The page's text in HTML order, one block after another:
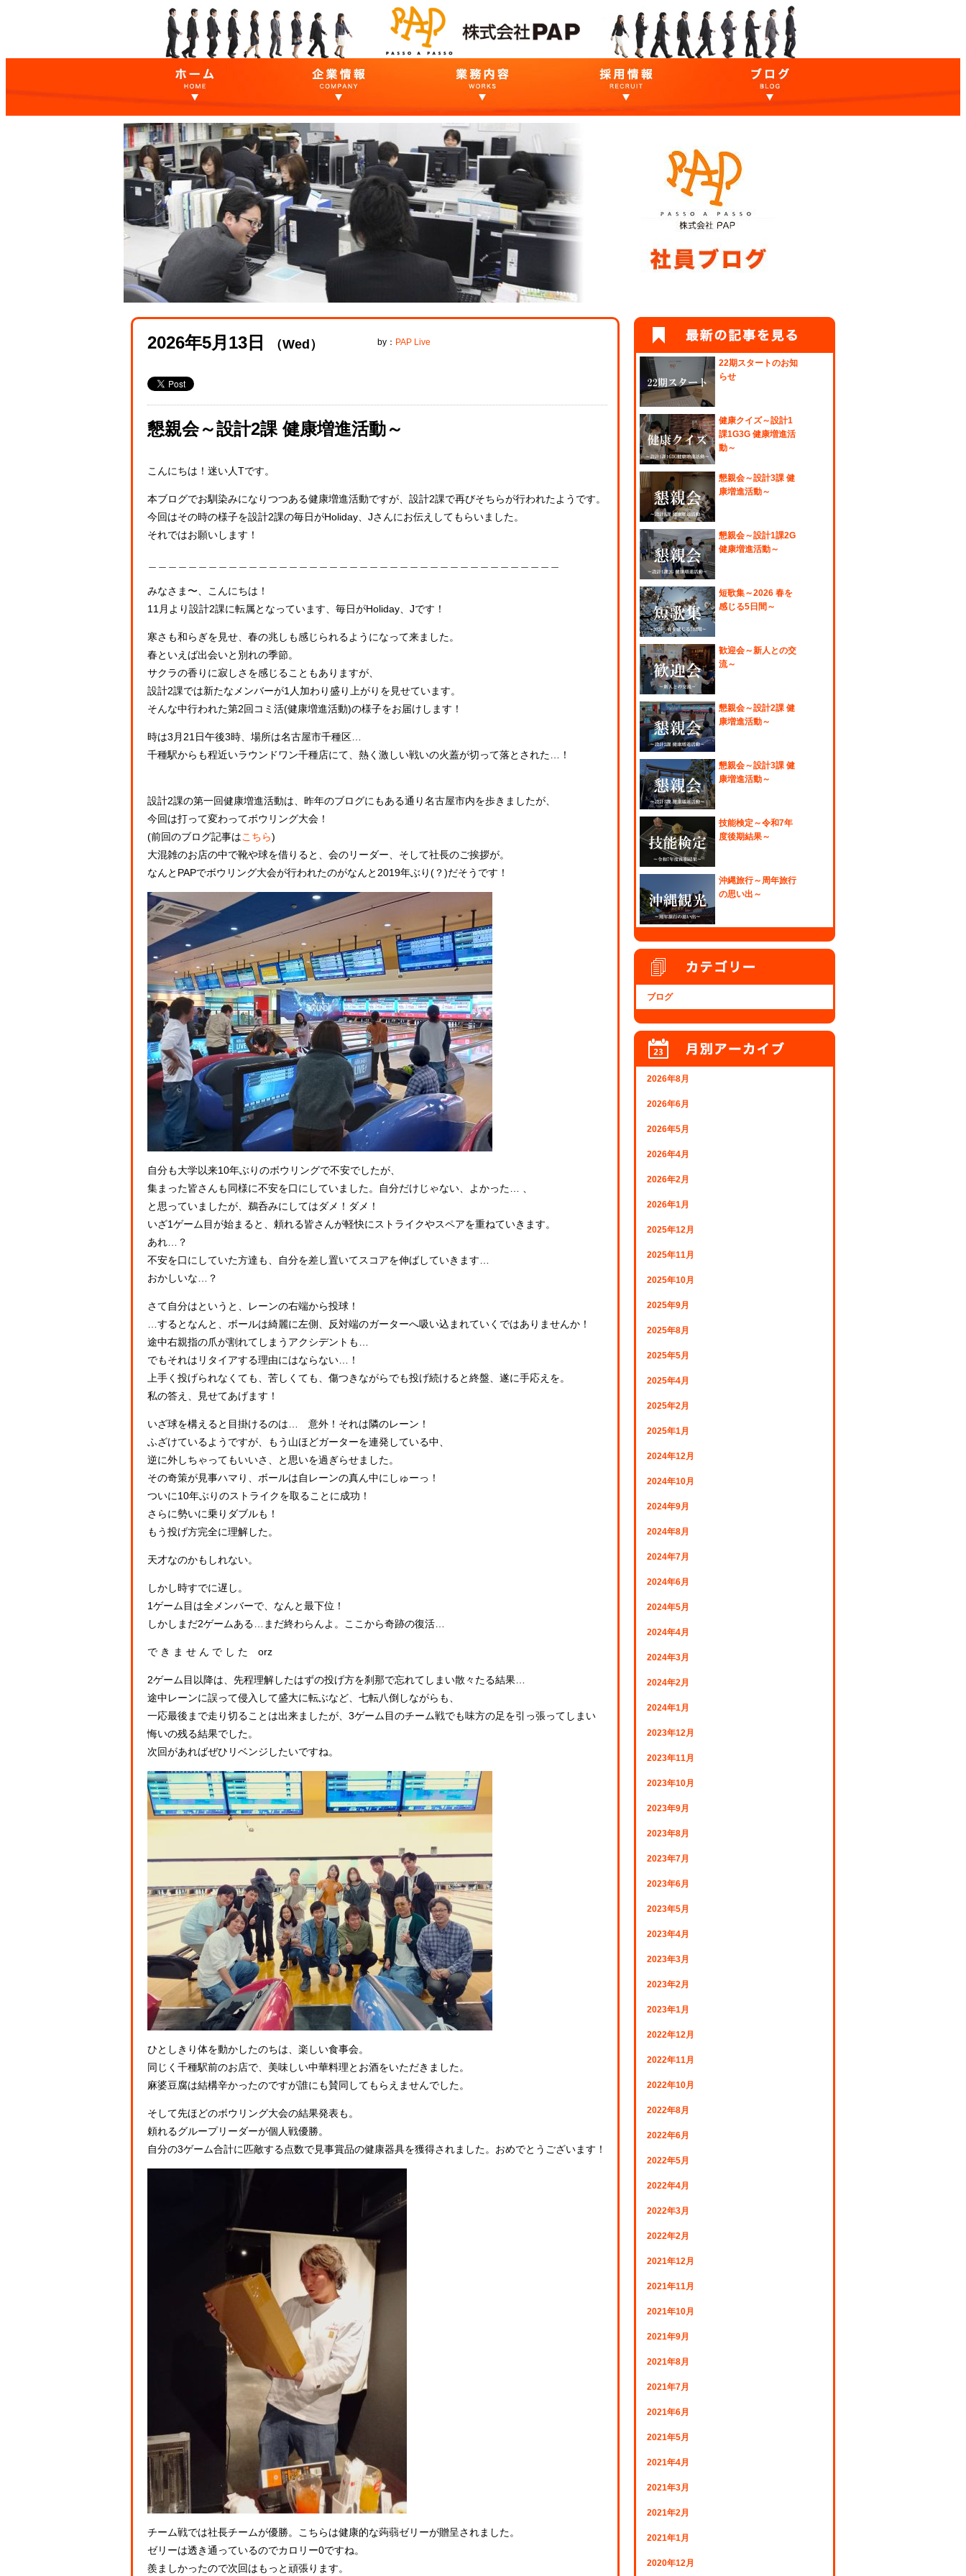
2026年5月13日 （Wed） by： PAP Live
懇親会～設計2課 健康増進活動～
こんにちは！迷い人Tです。
本ブログでお馴染みになりつつある健康増進活動ですが、設計2課で再びそちらが行われたようです。
今回はその時の様子を設計2課の毎日がHoliday、Jさんにお伝えしてもらいました。
それではお願いします！
みなさま〜、こんにちは！
11月より設計2課に転属となっています、毎日がHoliday、Jです！
寒さも和らぎを見せ、春の兆しも感じられるようになって来ました。
春といえば出会いと別れの季節。
サクラの香りに寂しさを感じることもありますが、
設計2課では新たなメンバーが1人加わり盛り上がりを見せています。
そんな中行われた第2回コミ活(健康増進活動)の様子をお届けします！
時は3月21日午後3時、場所は名古屋市千種区…
千種駅からも程近いラウンドワン千種店にて、熱く激しい戦いの火蓋が切って落とされた…！
設計2課の第一回健康増進活動は、昨年のブログにもある通り名古屋市内を歩きましたが、
今回は打って変わってボウリング大会！
(前回のブログ記事はこちら)
大混雑のお店の中で靴や球を借りると、会のリーダー、そして社長のご挨拶が。
なんとPAPでボウリング大会が行われたのがなんと2019年ぶり(？)だそうです！
自分も大学以来10年ぶりのボウリングで不安でしたが、
集まった皆さんも同様に不安を口にしていました。自分だけじゃない、よかった… 、
と思っていましたが、鵜呑みにしてはダメ！ダメ！
いざ1ゲーム目が始まると、頼れる皆さんが軽快にストライクやスペアを重ねていきます。
あれ…？
不安を口にしていた方達も、自分を差し置いてスコアを伸ばしていきます…
おかしいな…？
さて自分はというと、レーンの右端から投球！
…するとなんと、ボールは綺麗に左側、反対端のガーターへ吸い込まれていくではありませんか！
途中右親指の爪が割れてしまうアクシデントも…
でもそれはリタイアする理由にはならない…！
上手く投げられなくても、苦しくても、傷つきながらでも投げ続けると終盤、遂に手応えを。
私の答え、見せてあげます！
いざ球を構えると目掛けるのは… 意外！それは隣のレーン！
ふざけているようですが、もう山ほどガーターを連発している中、
逆に外しちゃってもいいさ、と思いを過ぎらせました。
その奇策が見事ハマり、ボールは自レーンの真ん中にしゅーっ！
ついに10年ぶりのストライクを取ることに成功！
さらに勢いに乗りダブルも！
もう投げ方完全に理解した。
天才なのかもしれない。
しかし時すでに遅し。
1ゲーム目は全メンバーで、なんと最下位！
しかしまだ2ゲームある…まだ終わらんよ。ここから奇跡の復活…
で き ま せ ん で し た orz
2ゲーム目以降は、先程理解したはずの投げ方を刹那で忘れてしまい散々たる結果…
途中レーンに誤って侵入して盛大に転ぶなど、七転八倒しながらも、
一応最後まで走り切ることは出来ましたが、3ゲーム目のチーム戦でも味方の足を引っ張ってしまい
悔いの残る結果でした。
次回があればぜひリベンジしたいですね。
ひとしきり体を動かしたのちは、楽しい食事会。
同じく千種駅前のお店で、美味しい中華料理とお酒をいただきました。
麻婆豆腐は結構辛かったのですが誰にも賛同してもらえませんでした。
そして先ほどのボウリング大会の結果発表も。
頼れるグループリーダーが個人戦優勝。
自分の3ゲーム合計に匹敵する点数で見事賞品の健康器具を獲得されました。おめでとうございます！
チーム戦では社長チームが優勝。こちらは健康的な蒟蒻ゼリーが贈呈されました。
ゼリーは透き通っているのでカロリー0ですね。
羨ましかったので次回はもっと頑張ります。
22期スタートのお知
らせ
健康クイズ～設計1
課1G3G 健康増進活
動～
懇親会～設計3課 健
康増進活動～
懇親会～設計1課2G
健康増進活動～
短歌集～2026 春を
感じる5日間～
歓迎会～新人との交
流～
懇親会～設計2課 健
康増進活動～
懇親会～設計3課 健
康増進活動～
技能検定～令和7年
度後期結果～
沖縄旅行～周年旅行
の思い出～
ブログ
2026年8月
2026年6月
2026年5月
2026年4月
2026年2月
2026年1月
2025年12月
2025年11月
2025年10月
2025年9月
2025年8月
2025年5月
2025年4月
2025年2月
2025年1月
2024年12月
2024年10月
2024年9月
2024年8月
2024年7月
2024年6月
2024年5月
2024年4月
2024年3月
2024年2月
2024年1月
2023年12月
2023年11月
2023年10月
2023年9月
2023年8月
2023年7月
2023年6月
2023年5月
2023年4月
2023年3月
2023年2月
2023年1月
2022年12月
2022年11月
2022年10月
2022年8月
2022年6月
2022年5月
2022年4月
2022年3月
2022年2月
2021年12月
2021年11月
2021年10月
2021年9月
2021年8月
2021年7月
2021年6月
2021年5月
2021年4月
2021年3月
2021年2月
2021年1月
2020年12月